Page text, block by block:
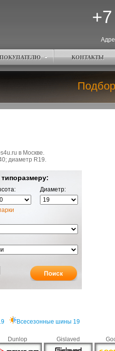
КОНТАКТЫ
Подбор
в Москве.
диаметр R19.
Диаметр:
Всесезонные шины 19
Dunlop Gislaved